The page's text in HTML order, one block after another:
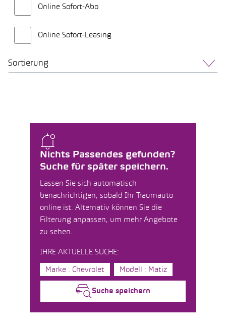
Online Sofort-Abo
Online Sofort-Leasing
Sortierung
Nichts Passendes gefunden?
Suche für später speichern.
Lassen Sie sich automatisch
benachrichtigen, sobald Ihr Traumauto
online ist. Alternativ können Sie die
Filterung anpassen, um mehr Angebote
zu sehen.
IHRE AKTUELLE SUCHE:
Marke : Chevrolet Modell : Matiz
Suche speichern